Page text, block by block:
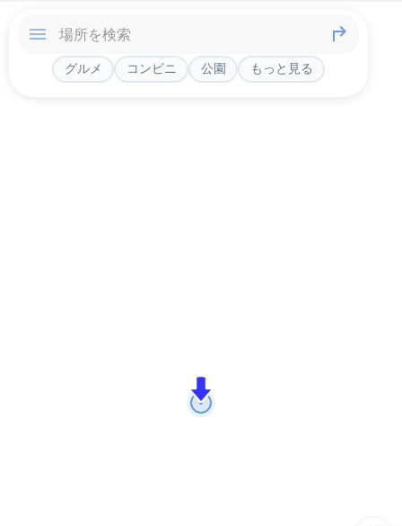
グルメ コンビニ 公園 もっと見る